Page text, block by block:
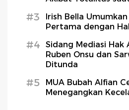
#3
Irish Bella
Pertama dengan
#4
Sidang Mediasi Hak
Ruben Onsu dan
Ditunda
#5
MUA Bubah Alfian
Menegangkan